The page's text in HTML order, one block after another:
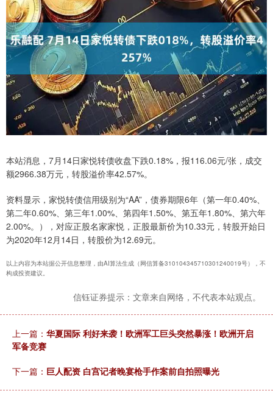
本站消息，7月14日家悦转债收盘下跌0.18%，报116.06元/张，成交
额2966.38万元，转股溢价率42.57%。
资料显示，家悦转债信用级别为“AA”，债券期限6年（第一年0.40%、
第二年0.60%、第三年1.00%、第四年1.50%、第五年1.80%、第六年
2.00%。），对应正股名家家悦，正股最新价为10.33元，转股开始日
为2020年12月14日，转股价为12.69元。
以上内容为本站据公开信息整理，由AI算法生成（网信算备310104345710301240019号），不
构成投资建议。
信钰证券提示：文章来自网络，不代表本站观点。
上一篇： 华夏国际 利好来袭！欧洲军工巨头突然暴涨！欧洲开启
军备竞赛
下一篇： 巨人配资 白宫记者晚宴枪手作案前自拍照曝光